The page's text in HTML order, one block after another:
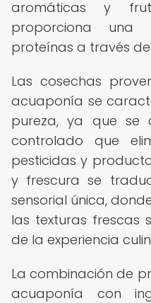
aromáticas y
proporciona una
proteínas a través
Las cosechas
acuaponía se
pureza, ya que se
controlado que
pesticidas y
y frescura se
sensorial única,
las texturas frescas
de la experiencia
La combinación de
acuaponía con